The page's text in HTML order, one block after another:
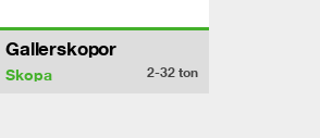
Gallerskopor
Skopa 2-32 ton